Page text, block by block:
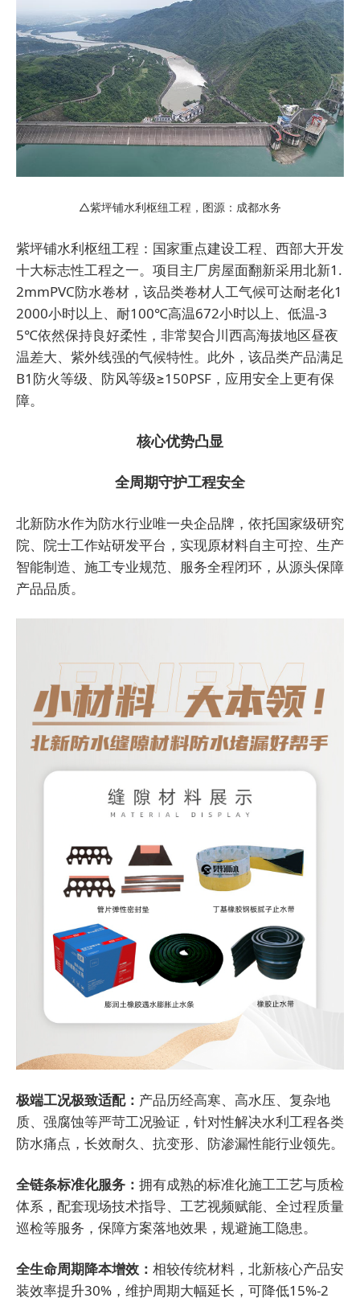
△紫坪铺水利枢纽工程，图源：成都水务
紫坪铺水利枢纽工程：国家重点建设工程、西部大开发
十大标志性工程之一。项目主厂房屋面翻新采用北新1.
2mmPVC防水卷材，该品类卷材人工气候可达耐老化1
2000小时以上、耐100℃高温672小时以上、低温-3
5℃依然保持良好柔性，非常契合川西高海拔地区昼夜
温差大、紫外线强的气候特性。此外，该品类产品满足
B1防火等级、防风等级≥150PSF，应用安全上更有保
障。
核心优势凸显
全周期守护工程安全
北新防水作为防水行业唯一央企品牌，依托国家级研究
院、院士工作站研发平台，实现原材料自主可控、生产
智能制造、施工专业规范、服务全程闭环，从源头保障
产品品质。
极端工况极致适配： 产品历经高寒、高水压、复杂地
质、强腐蚀等严苛工况验证，针对性解决水利工程各类
防水痛点，长效耐久、抗变形、防渗漏性能行业领先。
全链条标准化服务： 拥有成熟的标准化施工工艺与质检
体系，配套现场技术指导、工艺视频赋能、全过程质量
巡检等服务，保障方案落地效果，规避施工隐患。
全生命周期降本增效： 相较传统材料，北新核心产品安
装效率提升30%，维护周期大幅延长，可降低15%-2